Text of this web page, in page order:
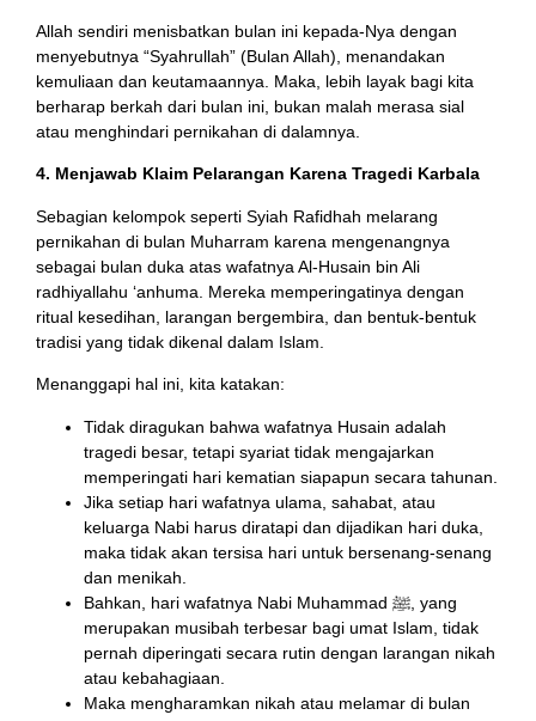
Allah sendiri menisbatkan bulan ini kepada-Nya dengan
menyebutnya “Syahrullah” (Bulan Allah), menandakan
kemuliaan dan keutamaannya. Maka, lebih layak bagi kita
berharap berkah dari bulan ini, bukan malah merasa sial
atau menghindari pernikahan di dalamnya.
4. Menjawab Klaim Pelarangan Karena Tragedi Karbala
Sebagian kelompok seperti Syiah Rafidhah melarang
pernikahan di bulan Muharram karena mengenangnya
sebagai bulan duka atas wafatnya Al-Husain bin Ali
radhiyallahu ‘anhuma. Mereka memperingatinya dengan
ritual kesedihan, larangan bergembira, dan bentuk-bentuk
tradisi yang tidak dikenal dalam Islam.
Menanggapi hal ini, kita katakan:
Tidak diragukan bahwa wafatnya Husain adalah
tragedi besar, tetapi syariat tidak mengajarkan
memperingati hari kematian siapapun secara tahunan.
Jika setiap hari wafatnya ulama, sahabat, atau
keluarga Nabi harus diratapi dan dijadikan hari duka,
maka tidak akan tersisa hari untuk bersenang-senang
dan menikah.
Bahkan, hari wafatnya Nabi Muhammad ﷺ, yang
merupakan musibah terbesar bagi umat Islam, tidak
pernah diperingati secara rutin dengan larangan nikah
atau kebahagiaan.
Maka mengharamkan nikah atau melamar di bulan